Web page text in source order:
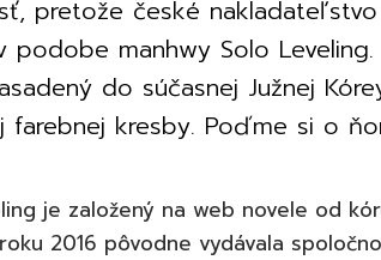
pretože české
podobe manhwy Solo
do súčasnej Južnej
farebnej kresby. Poďme si o
je založený na web novele od
2016 pôvodne vydávala